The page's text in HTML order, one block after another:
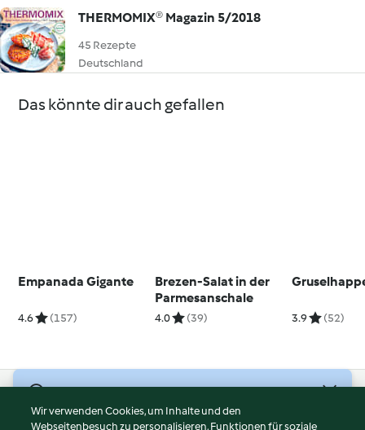
THERMOMIX® Magazin 5/2018
45 Rezepte
Deutschland
Das könnte dir auch gefallen
Empanada Gigante
4.6 (157)
Brezen-Salat in der
Parmesanschale
4.0 (39) 3.9 (52)
Wir verwenden Cookies, um Inhalte und den
Webseitenbesuch zu personalisieren, Funktionen für soziale